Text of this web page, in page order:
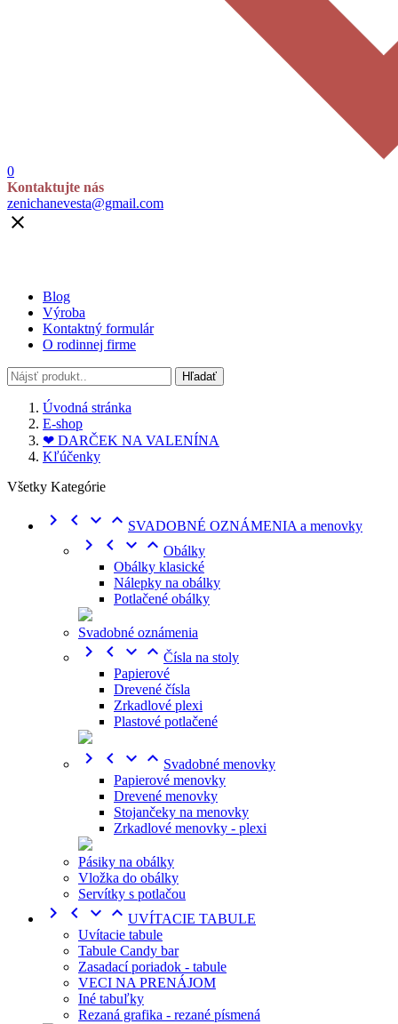
0
Kontaktujte nás
zenichanevesta@gmail.com

Blog
Výroba
Kontaktný formulár
O rodinnej firme
Hľadať
Úvodná stránka
E-shop
❤ DARČEK NA VALENÍNA
Kľúčenky
Všetky Kategórie
    SVADOBNÉ OZNÁMENIA a menovky
    Obálky
Obálky klasické
Nálepky na obálky
Potlačené obálky
Svadobné oznámenia
    Čísla na stoly
Papierové
Drevené čísla
Zrkadlové plexi
Plastové potlačené
    Svadobné menovky
Papierové menovky
Drevené menovky
Stojančeky na menovky
Zrkadlové menovky - plexi
Pásiky na obálky
Vložka do obálky
Servítky s potlačou
    UVÍTACIE TABULE
Uvítacie tabule
Tabule Candy bar
Zasadací poriadok - tabule
VECI NA PRENÁJOM
Iné tabuľky
Rezaná grafika - rezané písmená